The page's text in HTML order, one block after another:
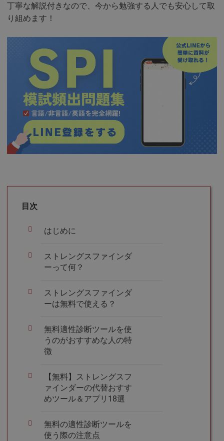
丁寧な解説付きなので、今から勉強する人でも安心して取
り組めます！
目次
はじめに
ストレングスファインダ
ーって何？
ストレングスファインダ
ーは無料で使える？
無料適性診断ツールを使
うのがおすすめな人の特
徴
【無料】ストレングスフ
ァインダーの代替おすす
めツール＆アプリ18選
無料の適性診断ツールを
使う際の注意点